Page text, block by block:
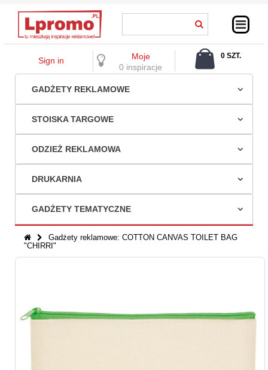
Sign in
Moje
0 inspiracje
0 SZT.
GADŻETY REKLAMOWE
STOISKA TARGOWE
ODZIEŻ REKLAMOWA
DRUKARNIA
GADŻETY TEMATYCZNE
Gadżety reklamowe: COTTON CANVAS TOILET BAG
"CHIRRI"